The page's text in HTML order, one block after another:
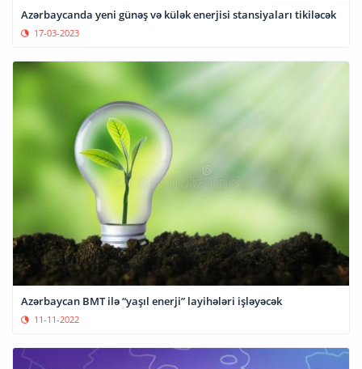
Azərbaycanda yeni günəş və külək enerjisi stansiyaları tikiləcək
17-03-2023
Azərbaycan BMT ilə “yaşıl enerji” layihələri işləyəcək
11-11-2022